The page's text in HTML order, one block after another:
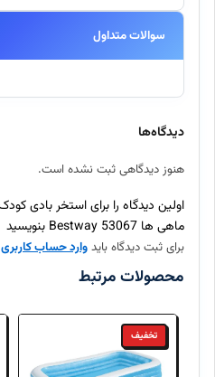
عرض
سوالات متداول
آیا این محصول اورجینال است؟
بله، تمامی محصولات موجود در
ارسال سفارش چند روز طول میکشد؟
آیا امکان بازگرداندن کالا وجود دارد؟
دیدگاه‌ها
هنوز دیدگاهی ثبت نشده است.
اولین دیدگاه را برای استخر بادی
ماهی ها 53067 Bestway بنویسید
برای ثبت دیدگاه بایدوارد حساب کاربری
محصولات مرتبط
تخفیف